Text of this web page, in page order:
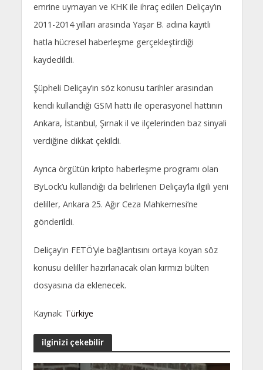
emrine uymayan ve KHK ile ihraç edilen Deliçay’ın
2011-2014 yılları arasında Yaşar B. adına kayıtlı
hatla hücresel haberleşme gerçekleştirdiği
kaydedildi.
Şüpheli Deliçay’ın söz konusu tarihler arasından
kendi kullandığı GSM hattı ile operasyonel hattının
Ankara, İstanbul, Şırnak il ve ilçelerinden baz sinyali
verdiğine dikkat çekildi.
Ayrıca örgütün kripto haberleşme programı olan
ByLock’u kullandığı da belirlenen Deliçay’la ilgili yeni
deliller, Ankara 25. Ağır Ceza Mahkemesi’ne
gönderildi.
Deliçay’ın FETÖ’yle bağlantısını ortaya koyan söz
konusu deliller hazırlanacak olan kırmızı bülten
dosyasına da eklenecek.
Kaynak: Türkiye
ilginizi çekebilir